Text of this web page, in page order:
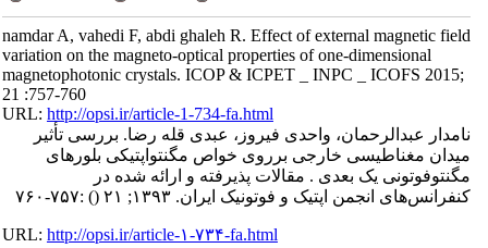
namdar A, vahedi F, abdi ghaleh R. Effect of external magnetic field
variation on the magneto-optical properties of one-dimensional
magnetophotonic crystals. ICOP & ICPET _ INPC _ ICOFS 2015;
21 :757-760
URL:http://opsi.ir/article-1-734-fa.html
نامدار عبدالرحمان، واحدی فیروز، عبدی قله رضا. بررسی تأثیر
میدان مغناطیسی خارجی برروی خواص مگنتواپتیکی بلور‌های
مگنتوفوتونی یک بعدی . مقالات پذیرفته و ارائه شده در
کنفرانس‌های انجمن اپتیک و فوتونیک ایران. ۱۳۹۳; ۲۱
() :۷۵۷-۷۶۰
URL:http://opsi.ir/article-۱-۷۳۴-fa.html